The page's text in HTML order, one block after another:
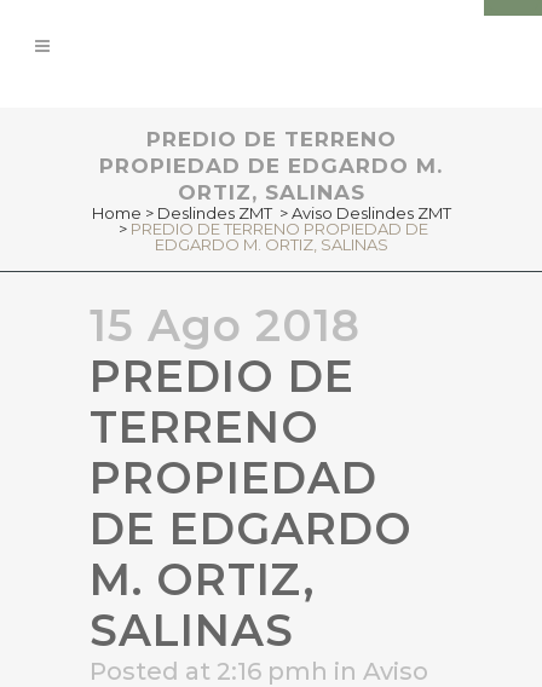
PREDIO DE TERRENO
PROPIEDAD DE EDGARDO M.
ORTIZ, SALINAS
Home > Deslindes ZMT >Aviso Deslindes ZMT
> PREDIO DE TERRENO PROPIEDAD DE
EDGARDO M. ORTIZ, SALINAS
15 Ago 2018
PREDIO DE
TERRENO
PROPIEDAD
DE EDGARDO
M. ORTIZ,
SALINAS
Posted at 2:16 pmh in Aviso